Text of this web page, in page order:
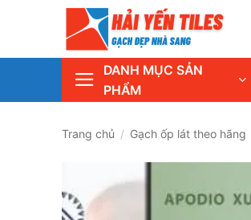
content
DANH MỤC SẢN
PHẨM
Trang chủ / Gạch ốp lát theo hãng